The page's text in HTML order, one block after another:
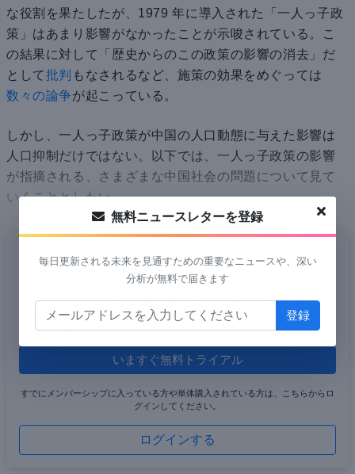
な役割を果たしたが、1979 年に導入された「一人っ子政
策」はあまり影響がなかったことが示唆されている。こ
の結果に対して「歴史からのこの政策の影響の消去」だ
として批判 もなされるなど、施策の効果をめぐっては
数々の論争が起こっている。
しかし、一人っ子政策が中国の人口動態に与えた影響は
人口抑制だけではない。以下では、一人っ子政策の影響
が指摘される、さまざまな中国社会の問題について見て
いくこととしたい。
続きを読む
この続き:3,255文字 / 画像0枚
この記事を読むためには、月額980円のメンバーシップに参加するか
単体購入が必要です。10日間の無料トライアルで、いますぐ読むこ
とができます。
いますぐ無料トライアル
すでにメンバーシップに入っている方や単体購入されている方は、こちらからロ
グインしてください。
ログインする
無料ニュースレターを登録
毎日更新される未来を見通すための重要なニュースや、深い
分析が無料で届きます